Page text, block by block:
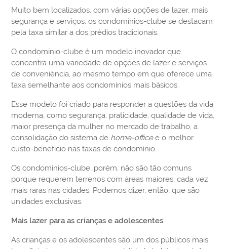
Muito bem localizados, com várias opções de lazer, mais
segurança e serviços, os condomínios-clube se destacam
pela taxa similar a dos prédios tradicionais.
O condomínio-clube é um modelo inovador que
concentra uma variedade de opções de lazer e serviços
de conveniência, ao mesmo tempo em que oferece uma
taxa semelhante aos condomínios mais básicos.
Esse modelo foi criado para responder a questões da vida
moderna, como segurança, praticidade, qualidade de vida,
maior presença da mulher no mercado de trabalho, a
consolidação do sistema de home-officee o melhor
custo-benefício nas taxas de condomínio.
Os condomínios-clube, porém, não são tão comuns
porque requerem terrenos com áreas maiores, cada vez
mais raras nas cidades. Podemos dizer, então, que são
unidades exclusivas.
Mais lazer para as crianças e adolescentes
As crianças e os adolescentes são um dos públicos mais